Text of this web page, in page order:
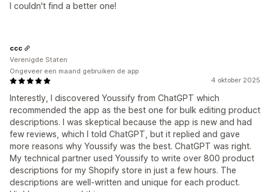
I couldn't find a better one!
4 oktober 2025
Interestly, I discovered Youssify from ChatGPT which
recommended the app as the best one for bulk editing product
descriptions. I was skeptical because the app is new and had
few reviews, which I told ChatGPT, but it replied and gave
more reasons why Youssify was the best. ChatGPT was right.
My technical partner used Youssify to write over 800 product
descriptions for my Shopify store in just a few hours. The
descriptions are well-written and unique for each product.
ccc
Verenigde Staten
Ongeveer een maand gebruiken de app